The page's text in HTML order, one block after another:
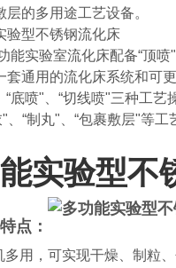
层的多用途工艺设备。
能实验室流化床配备“顶喷
套通用的流化床系统和可
“底喷"、“切线喷"三种工艺
、“制丸"、“包裹敷层"等工
实验型不
点：
多用，可实现干燥、制粒